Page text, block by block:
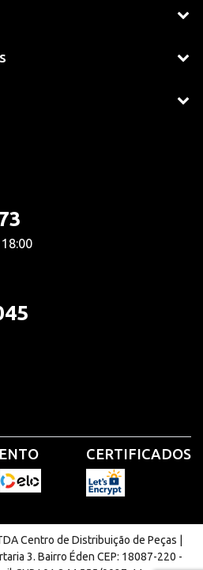
CERTIFICADOS
Centro de Distribuição de Peças |
3. Bairro Éden CEP: 18087-220 -